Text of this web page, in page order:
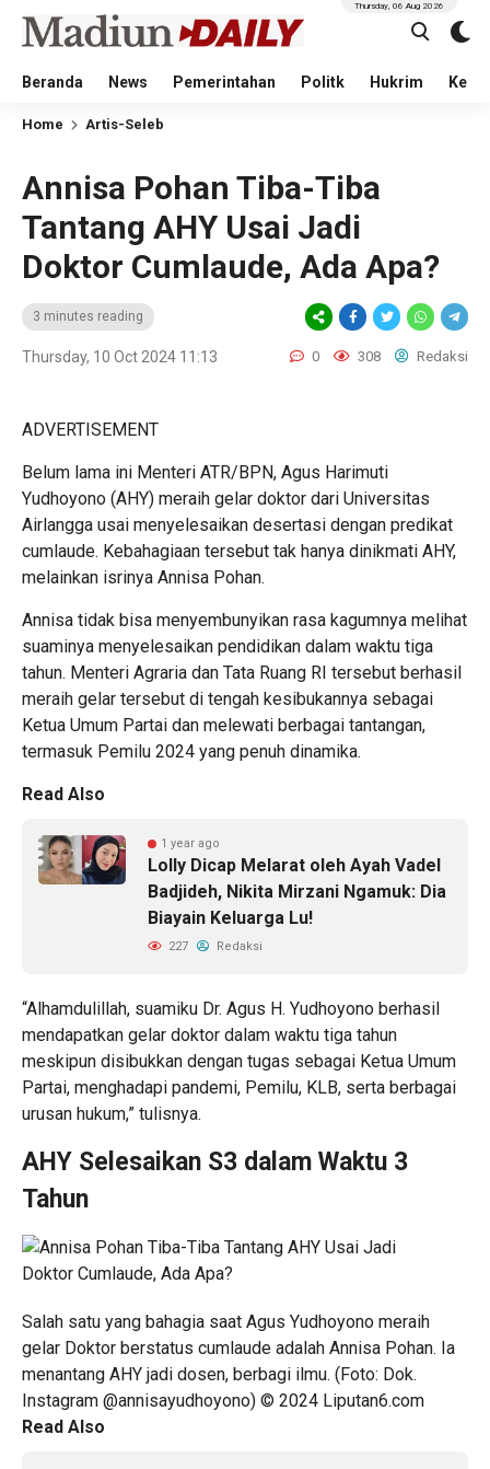
Beranda News Pemerintahan Politk Hukrim
Thursday, 06 Aug 2026
Home Artis-Seleb
Annisa Pohan Tiba-Tiba
Tantang AHY Usai Jadi
Doktor Cumlaude, Ada Apa?
3 minutes reading
Thursday, 10 Oct 2024 11:13 0 308 Redaksi
ADVERTISEMENT
Belum lama ini Menteri ATR/BPN, Agus Harimuti
Yudhoyono (AHY) meraih gelar doktor dari Universitas
Airlangga usai menyelesaikan desertasi dengan predikat
cumlaude. Kebahagiaan tersebut tak hanya dinikmati AHY,
melainkan isrinya Annisa Pohan.
Annisa tidak bisa menyembunyikan rasa kagumnya melihat
suaminya menyelesaikan pendidikan dalam waktu tiga
tahun. Menteri Agraria dan Tata Ruang RI tersebut berhasil
meraih gelar tersebut di tengah kesibukannya sebagai
Ketua Umum Partai dan melewati berbagai tantangan,
termasuk Pemilu 2024 yang penuh dinamika.
Read Also
1 year ago
Lolly Dicap Melarat oleh Ayah Vadel
Badjideh, Nikita Mirzani Ngamuk: Dia
Biayain Keluarga Lu!
227 Redaksi
“Alhamdulillah, suamiku Dr. Agus H. Yudhoyono berhasil
mendapatkan gelar doktor dalam waktu tiga tahun
meskipun disibukkan dengan tugas sebagai Ketua Umum
Partai, menghadapi pandemi, Pemilu, KLB, serta berbagai
urusan hukum,” tulisnya.
AHY Selesaikan S3 dalam Waktu 3
Tahun
Salah satu yang bahagia saat Agus Yudhoyono meraih
gelar Doktor berstatus cumlaude adalah Annisa Pohan. Ia
menantang AHY jadi dosen, berbagi ilmu. (Foto: Dok.
Instagram @annisayudhoyono) © 2024 Liputan6.com
Read Also